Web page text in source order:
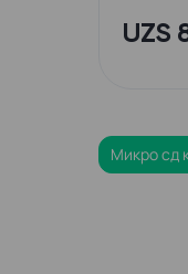
UZS
Микро сд